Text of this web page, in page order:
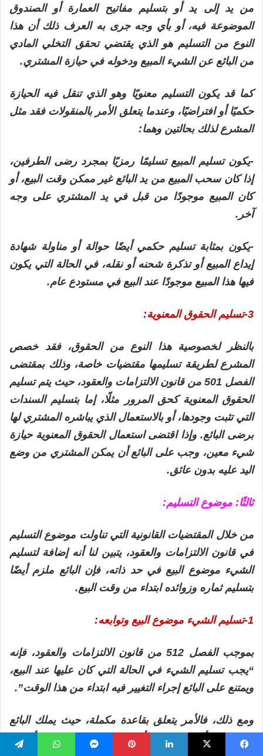
من يد إلى يد أو بتسليم مفاتيح العمارة أو الصندوق
الموضوعة فيه، أو بأي وجه جرى به العرف ذلك أن هذا
النوع من التسليم هو الذي يقتضي تحقق التخلي المادي
من البائع عن الشيء المبيع ودخوله في حيازة المشتري.
كما قد يكون التسليم معنويًا وهو الذي تنقل فيه الحيازة
حكميًا أو افتراضيًا، وعندما يتعلق الأمر بالمنقولات فقد مثل
المشرع لذلك بحالتين وهما:
-يكون تسليم المبيع تسليمًا رمزيًا بمجرد رضى الطرفين،
إذا كان سحب المبيع من يد البائع غير ممكن وقت البيع، أو
كان المبيع موجودًا من قبل في يد المشتري على وجه
آخر.
-يكون بمثابة تسليم حكمي أيضًا حوالة أو مناولة شهادة
إيداع المبيع أو تذكرة شحنه أو نقله، في الحالة التي يكون
فيها هذا المبيع موجودًا عند البيع في مستودع عام.
3-تسليم الحقوق المعنوية:
بالنظر لخصوصية هذا النوع من الحقوق، فقد خصص
المشرع لطريقة تسليمها مقتضيات خاصة، وذلك بمقتضى
الفصل 501 من قانون الالتزامات والعقود، حيث يتم تسليم
الحقوق المعنوية كحق المرور مثلًا، إما بتسليم السندات
التي تثبت وجودها، أو بالاستعمال الذي يباشره المشتري لها
برضى البائع. وإذا اقتضى استعمال الحقوق المعنوية حيازة
شيء معين، وجب على البائع أن يمكن المشتري من وضع
اليد عليه بدون عائق.
ثالثًا: موضوع التسليم:
من خلال المقتضيات القانونية التي تناولت موضوع التسليم
في قانون الالتزامات والعقود، يتبين لنا أنه إضافة لتسليم
الشيء موضوع البيع في حد ذاته، فإن البائع ملزم أيضًا
بتسليم ثماره وزوائده ابتداء من وقت البيع.
1-تسليم الشيء موضوع البيع وتوابعه:
بموجب الفصل 512 من قانون الالتزامات والعقود، فإنه
“يجب تسليم الشيء في الحالة التي كان عليها عند البيع،
ويمتنع على البائع إجراء التغيير فيه ابتداء من هذا الوقت”.
ومع ذلك، فالأمر يتعلق بقاعدة مكملة، حيث يملك البائع
والمشتري أن يتفقا على أن يتم تسليم المبيع وهو أفضل